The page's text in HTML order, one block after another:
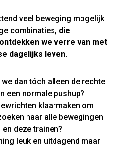
veel beweging mogelijk
combinaties, die
we verre van met
dagelijks leven.
dan tóch alleen de rechte
een normale pushup?
klaarmaken om
naar alle bewegingen
deze trainen?
leuk en uitdagend maar